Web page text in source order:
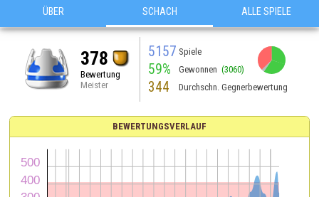
ÜBER SCHACH ALLE SPIELE
378
Bewertung
Meister
5157 Spiele
59% Gewonnen (3060)
344 Durchschn. Gegnerbewertung
BEWERTUNGSVERLAUF